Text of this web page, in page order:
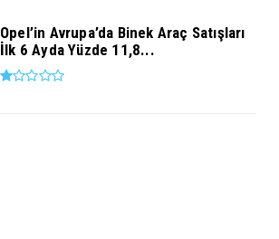
Opel’in Avrupa’da Binek Araç Satışları
İlk 6 Ayda Yüzde 11,8...